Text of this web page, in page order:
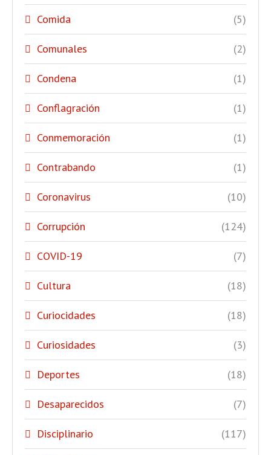
Comida (5)
Comunales (2)
Condena (1)
Conflagración (1)
Conmemoración (1)
Contrabando (1)
Coronavirus (10)
Corrupción (124)
COVID-19 (7)
Cultura (18)
Curiocidades (18)
Curiosidades (3)
Deportes (18)
Desaparecidos (7)
Disciplinario (117)